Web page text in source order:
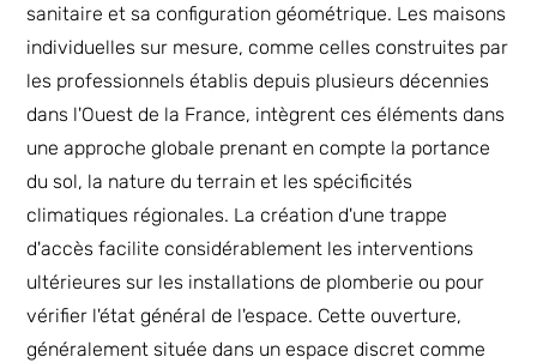
sanitaire et sa configuration géométrique. Les maisons
individuelles sur mesure, comme celles construites par
les professionnels établis depuis plusieurs décennies
dans l'Ouest de la France, intègrent ces éléments dans
une approche globale prenant en compte la portance
du sol, la nature du terrain et les spécificités
climatiques régionales. La création d'une trappe
d'accès facilite considérablement les interventions
ultérieures sur les installations de plomberie ou pour
vérifier l'état général de l'espace. Cette ouverture,
généralement située dans un espace discret comme